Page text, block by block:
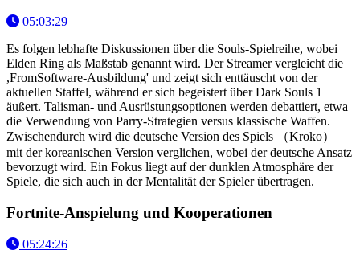
05:03:29
Es folgen lebhafte Diskussionen über die Souls-Spielreihe, wobei
Elden Ring als Maßstab genannt wird. Der Streamer vergleicht die
,FromSoftware-Ausbildung' und zeigt sich enttäuscht von der
aktuellen Staffel, während er sich begeistert über Dark Souls 1
äußert. Talisman- und Ausrüstungsoptionen werden debattiert, etwa
die Verwendung von Parry-Strategien versus klassische Waffen.
Zwischendurch wird die deutsche Version des Spiels （Kroko）
mit der koreanischen Version verglichen, wobei der deutsche Ansatz
bevorzugt wird. Ein Fokus liegt auf der dunklen Atmosphäre der
Spiele, die sich auch in der Mentalität der Spieler übertragen.
Fortnite-Anspielung und Kooperationen
05:24:26